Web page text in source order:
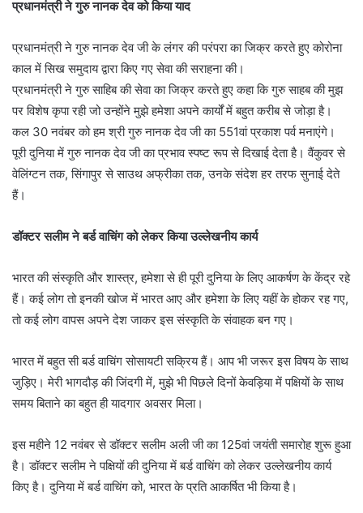
प्रधानमंत्री ने गुरु नानक देव को किया याद
प्रधानमंत्री ने गुरु नानक देव जी के लंगर की परंपरा का जिक्र करते हुए कोरोना
काल में सिख समुदाय द्वारा किए गए सेवा की सराहना की।
प्रधानमंत्री ने गुरु साहिब की सेवा का जिक्र करते हुए कहा कि गुरु साहब की मुझ
पर विशेष कृपा रही जो उन्होंने मुझे हमेशा अपने कार्यों में बहुत करीब से जोड़ा है।
कल 30 नवंबर को हम श्री गुरु नानक देव जी का 551वां प्रकाश पर्व मनाएंगे।
पूरी दुनिया में गुरु नानक देव जी का प्रभाव स्पष्ट रूप से दिखाई देता है। वैंकुवर से
वेलिंग्टन तक, सिंगापुर से साउथ अफ्रीका तक, उनके संदेश हर तरफ सुनाई देते
हैं।
डॉक्टर सलीम ने बर्ड वाचिंग को लेकर किया उल्लेखनीय कार्य
भारत की संस्कृति और शास्त्र, हमेशा से ही पूरी दुनिया के लिए आकर्षण के केंद्र रहे
हैं। कई लोग तो इनकी खोज में भारत आए और हमेशा के लिए यहीं के होकर रह गए,
तो कई लोग वापस अपने देश जाकर इस संस्कृति के संवाहक बन गए।
भारत में बहुत सी बर्ड वाचिंग सोसायटी सक्रिय हैं। आप भी जरूर इस विषय के साथ
जुड़िए। मेरी भागदौड़ की जिंदगी में, मुझे भी पिछले दिनों केवड़िया में पक्षियों के साथ
समय बिताने का बहुत ही यादगार अवसर मिला।
इस महीने 12 नवंबर से डॉक्टर सलीम अली जी का 125वां जयंती समारोह शुरू हुआ
है। डॉक्टर सलीम ने पक्षियों की दुनिया में बर्ड वाचिंग को लेकर उल्लेखनीय कार्य
किए है। दुनिया में बर्ड वाचिंग को, भारत के प्रति आकर्षित भी किया है।